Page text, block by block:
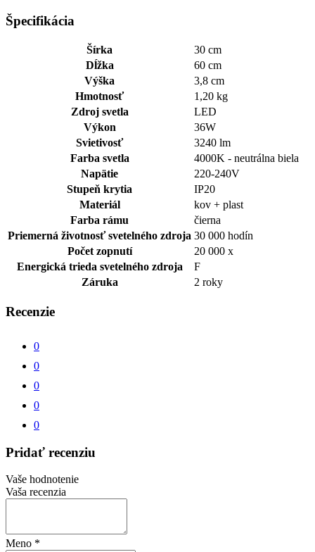
Špecifikácia
Šírka
30 cm
Dĺžka
60 cm
Výška
3,8 cm
Hmotnosť
1,20 kg
Zdroj svetla
LED
Výkon
36W
Svietivosť
3240 lm
Farba svetla
4000K - neutrálna biela
Napätie
220-240V
Stupeň krytia
IP20
Materiál
kov + plast
Farba rámu
čierna
Priemerná životnosť svetelného zdroja 30 000 hodín
Počet zopnutí
20 000 x
Energická trieda svetelného zdroja
F
Záruka
2 roky
Recenzie
0
0
0
0
0
Pridať recenziu
Vaše hodnotenie
Vaša recenzia
Meno *